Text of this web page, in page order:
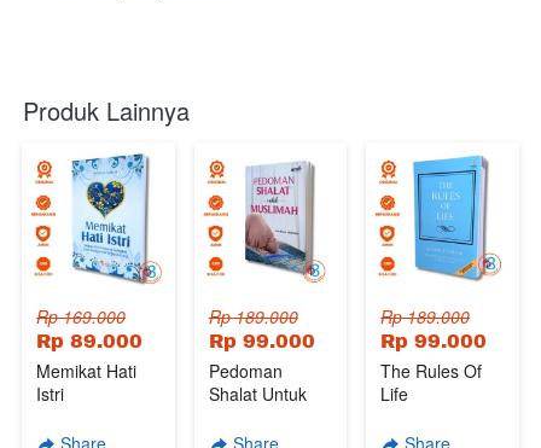
Produk Lainnya
Rp 169.000
Rp 89.000
Memikat Hati
Istri
Rp 189.000
Rp 99.000
Pedoman
Shalat Untuk
Rp 189.000
Rp 99.000
The Rules Of
Life